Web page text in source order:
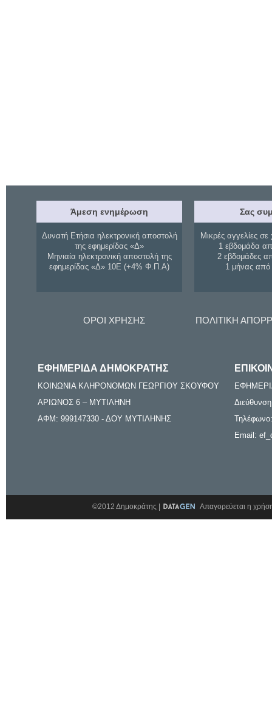
Άμεση ενημέρωση
Δυνατή Ετήσια ηλεκτρονική αποστολή
της εφημερίδας «Δ»
Μηνιαία ηλεκτρονική αποστολή της
εφημερίδας «Δ» 10Ε (+4% Φ.Π.Α)
Σας
Μικρές αγγελίες σε
1 εβδομάδα
2 εβδομάδες
1 μήνας
ΟΡΟΙ ΧΡΗΣΗΣ ΠΟΛΙΤΙΚΗ
ΕΦΗΜΕΡΙΔΑ ΔΗΜΟΚΡΑΤΗΣ
ΚΟΙΝΩΝΙΑ ΚΛΗΡΟΝΟΜΩΝ ΓΕΩΡΓΙΟΥ ΣΚΟΥΦΟΥ
ΑΡΙΩΝΟΣ 6 – ΜΥΤΙΛΗΝΗ
ΑΦΜ: 999147330 - ΔΟΥ ΜΥΤΙΛΗΝΗΣ
Email:
©2012 Δημοκράτης | Απαγορεύεται η